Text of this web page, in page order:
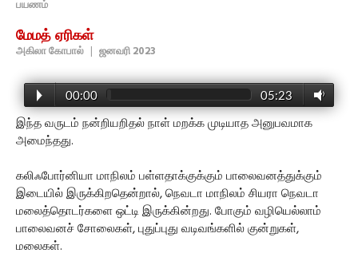
பயணம்
மேமத் ஏரிகள்
அகிலா கோபால் | ஜனவரி 2023
00:00 05:23
இந்த வருடம் நன்றியறிதல் நாள் மறக்க முடியாத அனுபவமாக
அமைந்தது.
கலிஃபோர்னியா மாநிலம் பள்ளதாக்குக்கும் பாலைவனத்துக்கும்
இடையில் இருக்கிறதென்றால், நெவடா மாநிலம் சியரா நெவடா
மலைத்தொடர்களை ஒட்டி இருக்கின்றது. போகும் வழியெல்லாம்
பாலைவனச் சோலைகள், புதுப்புது வடிவங்களில் குன்றுகள்,
மலைகள்.